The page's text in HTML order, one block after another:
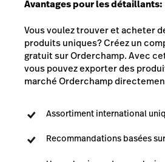
Avantages pour les détaillants:
Vous voulez trouver et acheter
produits uniques? Créez un
gratuit sur Orderchamp. Avec
vous pouvez exporter des
marché Orderchamp
Assortiment international
Recommandations basées